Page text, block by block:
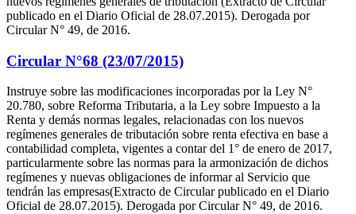
publicado en el Diario Oficial de 28.07.2015). Derogada por
Circular N° 49, de 2016.
Circular N°68 (23/07/2015)
Instruye sobre las modificaciones incorporadas por la Ley N°
20.780, sobre Reforma Tributaria, a la Ley sobre Impuesto a la
Renta y demás normas legales, relacionadas con los nuevos
regímenes generales de tributación sobre renta efectiva en base a
contabilidad completa, vigentes a contar del 1° de enero de 2017,
particularmente sobre las normas para la armonización de dichos
regímenes y nuevas obligaciones de informar al Servicio que
tendrán las empresas(Extracto de Circular publicado en el Diario
Oficial de 28.07.2015). Derogada por Circular N° 49, de 2016.